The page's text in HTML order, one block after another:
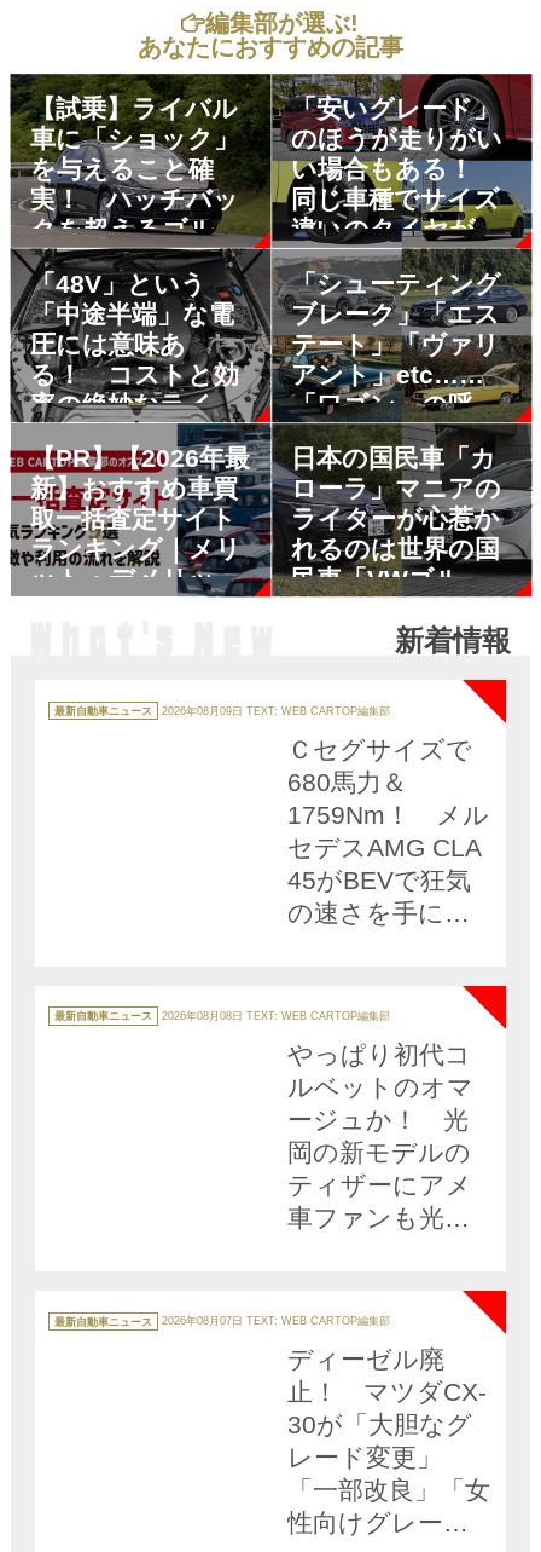
編集部が選ぶ!
あなたにおすすめの記事
【試乗】ライバル
車に「ショック」
を与えること確
実！ ハッチバッ
クを超えるゴル
フ・ヴァリアント
の乗り味が凄い
「安いグレード」
のほうが走りがい
い場合もある！
同じ車種でサイズ
違いのタイヤが用
意されているクル
マの選び方
「48V」という
「中途半端」な電
圧には意味あ
る！ コストと効
率の絶妙なライン
「シューティング
ブレーク」「エス
テート」「ヴァリ
アント」etc……
「ワゴン」の呼び
名じゃダメな理由
は「カッコ悪さ」
が根底にあった！
【PR】【2026年最
新】おすすめ車買
取一括査定サイト
ランキング｜メリ
ット・デメリット
日本の国民車「カ
ローラ」マニアの
ライターが心惹か
れるのは世界の国
民車「VWゴル
新着情報
テ
ゴ
最新自動車ニュース 2026年08月09日 TEXT: WEB CARTOP編集部
NEW
Ｃセグサイズで
680馬力＆
1759Nm！ メル
セデスAMG CLA
45がBEVで狂気
の速さを手に入
テ
ゴ
最新自動車ニュース 2026年08月08日 TEXT: WEB CARTOP編集部
やっぱり初代コ
ルベットのオマ
ージュか！ 光
岡の新モデルの
ティザーにアメ
車ファンも光岡
テ
ゴ
最新自動車ニュース 2026年08月07日 TEXT: WEB CARTOP編集部
ディーゼル廃
止！ マツダCX-
30が「大胆なグ
レード変更」
「一部改良」「女
性向けグレード